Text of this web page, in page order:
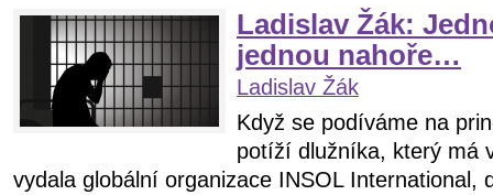
Ladislav Žák:
jednou nahoře…
Ladislav Žák
Když se podíváme na
potíží dlužníka, který má
vydala globální organizace INSOL International,